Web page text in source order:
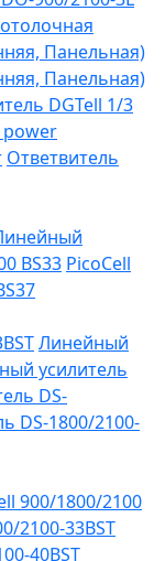
Панельная)
Панельная)
DGTell 1/3
power
Ответвитель
BS33 PicoCell
Линейный
усилитель
DS-
DS-1800/2100-
900/1800/2100
2100-33BST
40BST